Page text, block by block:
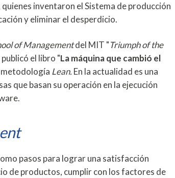
inventaron el Sistema de producción
y eliminar el desperdicio.
of Managementdel MIT "Triumph of the
el libro "La máquina que cambió el
metodología Lean. En la actualidad es una
que basan su operación en la ejecución
pasos para lograr una satisfacción
de productos, cumplir con los factores de